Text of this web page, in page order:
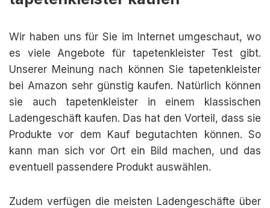
Wir haben uns für Sie im Internet umgeschaut, wo
es viele Angebote für tapetenkleister Test gibt.
Unserer Meinung nach können Sie tapetenkleister
bei Amazon sehr günstig kaufen. Natürlich können
sie auch tapetenkleister in einem klassischen
Ladengeschäft kaufen. Das hat den Vorteil, dass sie
Produkte vor dem Kauf begutachten können. So
kann man sich vor Ort ein Bild machen, und das
eventuell passendere Produkt auswählen.
Zudem verfügen die meisten Ladengeschäfte über